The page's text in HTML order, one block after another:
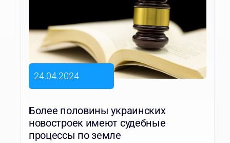
24.04.2024
Более половины украинских
новостроек имеют судебные
процессы по земле